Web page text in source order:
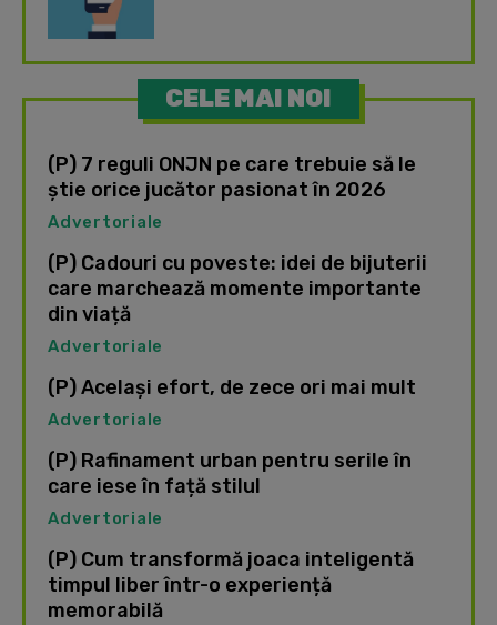
CELE MAI NOI
(P) 7 reguli ONJN pe care trebuie să le
știe orice jucător pasionat în 2026
Advertoriale
(P) Cadouri cu poveste: idei de bijuterii
care marchează momente importante
din viață
Advertoriale
(P) Același efort, de zece ori mai mult
Advertoriale
(P) Rafinament urban pentru serile în
care iese în față stilul
Advertoriale
(P) Cum transformă joaca inteligentă
timpul liber într-o experiență
memorabilă